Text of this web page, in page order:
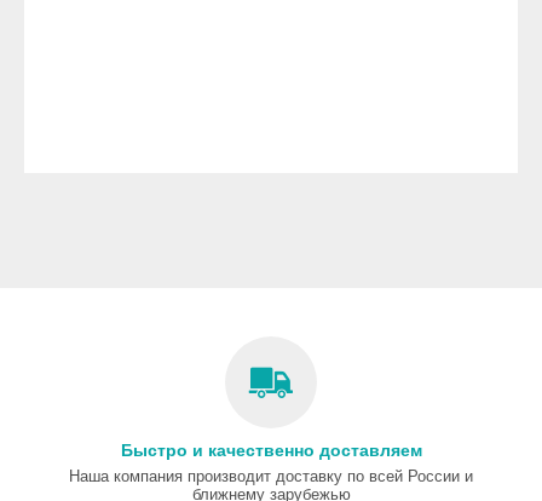
Быстро и качественно доставляем
Наша компания производит доставку по всей России и
ближнему зарубежью